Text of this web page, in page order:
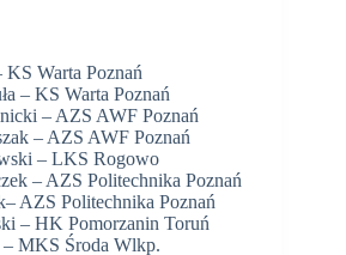
Warta Poznań
– KS Warta Poznań
– AZS AWF Poznań
– AZS AWF Poznań
– LKS Rogowo
– AZS Politechnika Poznań
AZS Politechnika Poznań
– HK Pomorzanin Toruń
– MKS Środa Wlkp.